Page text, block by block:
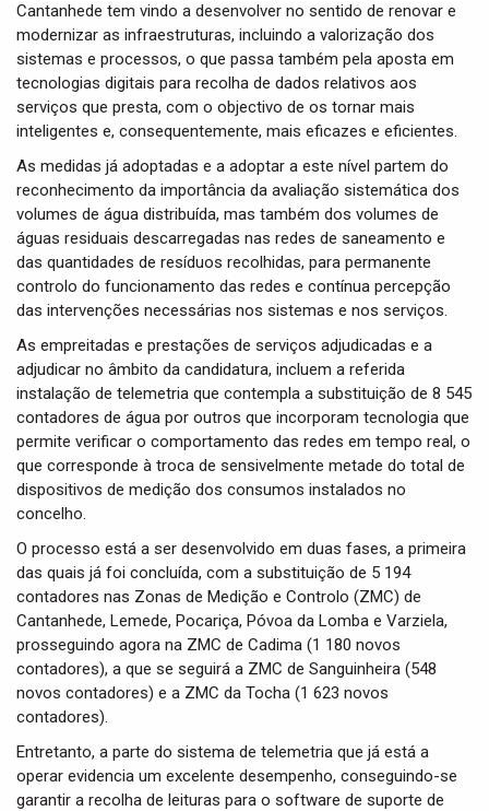
Cantanhede tem vindo a desenvolver no sentido de renovar e
modernizar as infraestruturas, incluindo a valorização dos
sistemas e processos, o que passa também pela aposta em
tecnologias digitais para recolha de dados relativos aos
serviços que presta, com o objectivo de os tornar mais
inteligentes e, consequentemente, mais eficazes e eficientes.
As medidas já adoptadas e a adoptar a este nível partem do
reconhecimento da importância da avaliação sistemática dos
volumes de água distribuída, mas também dos volumes de
águas residuais descarregadas nas redes de saneamento e
das quantidades de resíduos recolhidas, para permanente
controlo do funcionamento das redes e contínua percepção
das intervenções necessárias nos sistemas e nos serviços.
As empreitadas e prestações de serviços adjudicadas e a
adjudicar no âmbito da candidatura, incluem a referida
instalação de telemetria que contempla a substituição de 8 545
contadores de água por outros que incorporam tecnologia que
permite verificar o comportamento das redes em tempo real, o
que corresponde à troca de sensivelmente metade do total de
dispositivos de medição dos consumos instalados no
concelho.
O processo está a ser desenvolvido em duas fases, a primeira
das quais já foi concluída, com a substituição de 5 194
contadores nas Zonas de Medição e Controlo (ZMC) de
Cantanhede, Lemede, Pocariça, Póvoa da Lomba e Varziela,
prosseguindo agora na ZMC de Cadima (1 180 novos
contadores), a que se seguirá a ZMC de Sanguinheira (548
novos contadores) e a ZMC da Tocha (1 623 novos
contadores).
Entretanto, a parte do sistema de telemetria que já está a
operar evidencia um excelente desempenho, conseguindo-se
garantir a recolha de leituras para o software de suporte de